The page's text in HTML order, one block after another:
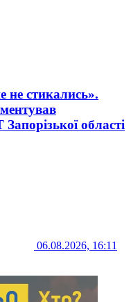
не стикались».
області
06.08.2026, 16:11